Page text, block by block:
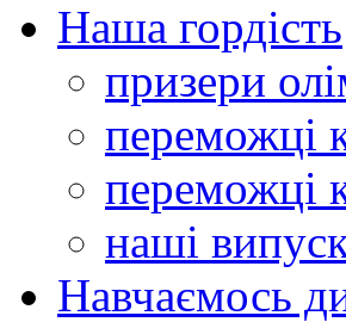
Наша гордість
призери
переможці
переможці
наші
Навчаємось